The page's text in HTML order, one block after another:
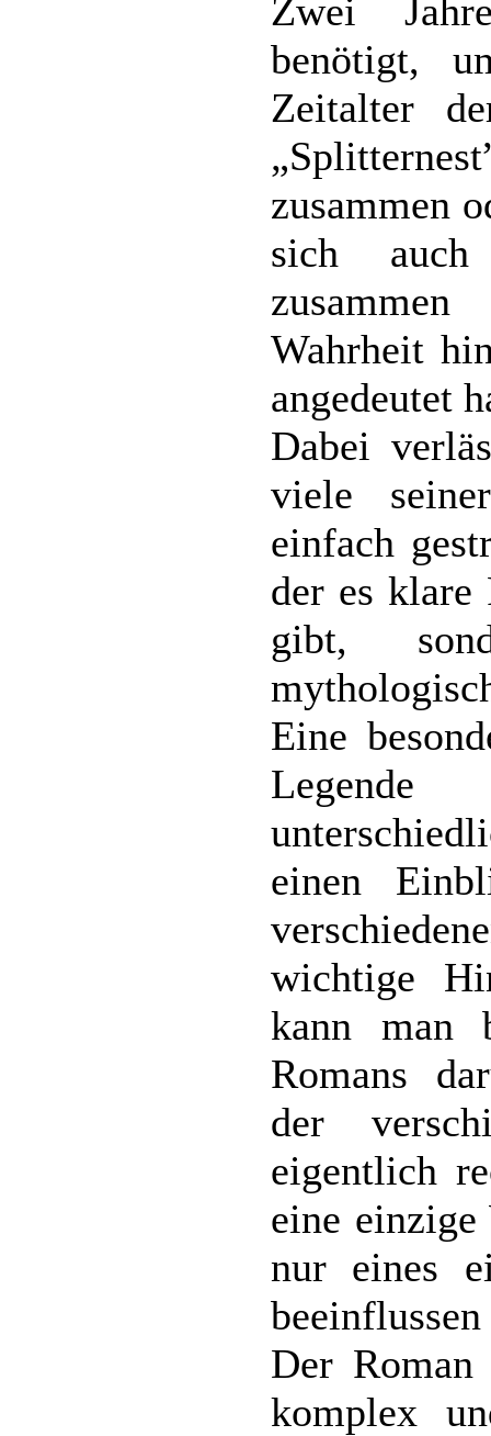
Zwei
benötigt,
Zeitalter
zusammen
sich auch
Wahrheit
angedeutet
Dabei
viele
einfach
der es
gibt,
Eine
einen
wichtige
kann man
Romans
der
eigentlich
eine
nur eines
Der
komplex